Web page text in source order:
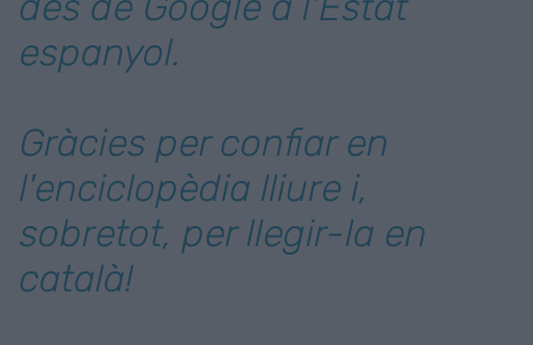
espanyol.
Gràcies per confiar en
l'enciclopèdia lliure i,
sobretot, per llegir-la en
català!